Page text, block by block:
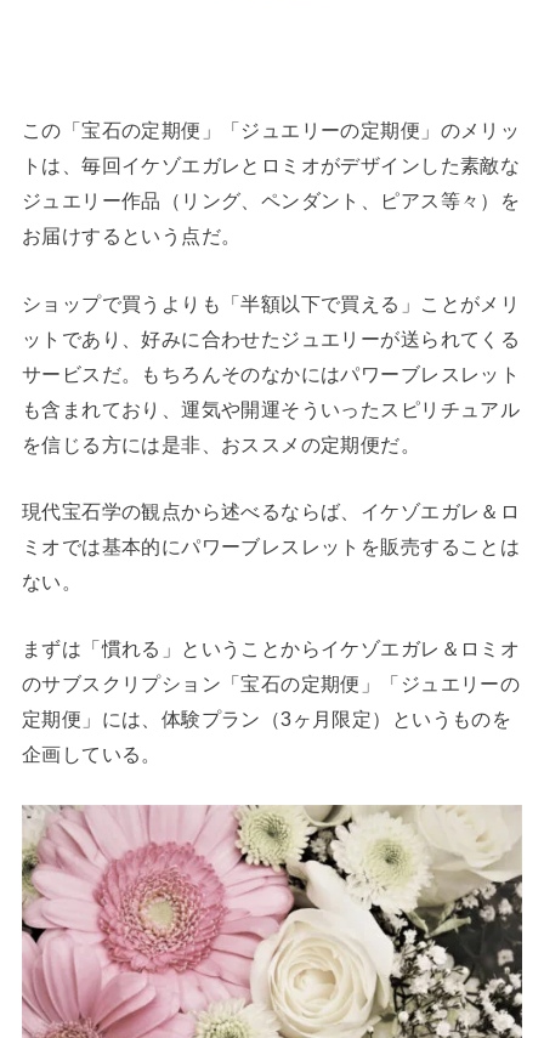
この「宝石の定期便」「ジュエリーの定期便」のメリッ
トは、毎回イケゾエガレとロミオがデザインした素敵な
ジュエリー作品（リング、ペンダント、ピアス等々）を
お届けするという点だ。
ショップで買うよりも「半額以下で買える」ことがメリ
ットであり、好みに合わせたジュエリーが送られてくる
サービスだ。もちろんそのなかにはパワーブレスレット
も含まれており、運気や開運そういったスピリチュアル
を信じる方には是非、おススメの定期便だ。
現代宝石学の観点から述べるならば、イケゾエガレ＆ロ
ミオでは基本的にパワーブレスレットを販売することは
ない。
まずは「慣れる」ということからイケゾエガレ＆ロミオ
のサブスクリプション「宝石の定期便」「ジュエリーの
定期便」には、体験プラン（3ヶ月限定）というものを
企画している。